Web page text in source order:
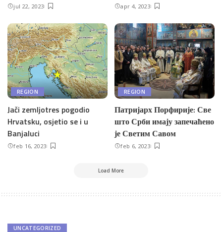
jul 22, 2023 apr 4, 2023
REGION
Jači zemljotres pogodio
Hrvatsku, osjetio se i u
Banjaluci
feb 16, 2023
REGION
Патријарх Порфирије: Све
што Срби имају запечаћено
је Светим Савом
feb 6, 2023
Load More
UNCATEGORIZED